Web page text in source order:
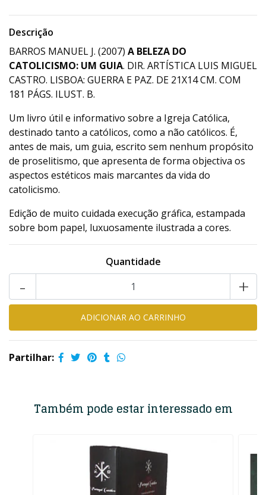
Descrição
BARROS MANUEL J. (2007) A BELEZA DO
CATOLICISMO: UM GUIA. DIR. ARTÍSTICA LUIS MIGUEL
CASTRO. LISBOA: GUERRA E PAZ. DE 21X14 CM. COM
181 PÁGS. ILUST. B.
Um livro útil e informativo sobre a Igreja Católica,
destinado tanto a católicos, como a não católicos. É,
antes de mais, um guia, escrito sem nenhum propósito
de proselitismo, que apresenta de forma objectiva os
aspectos estéticos mais marcantes da vida do
catolicismo.
Edição de muito cuidada execução gráfica, estampada
sobre bom papel, luxuosamente ilustrada a cores.
Quantidade
+
-
Partilhar:
Também pode estar interessado em